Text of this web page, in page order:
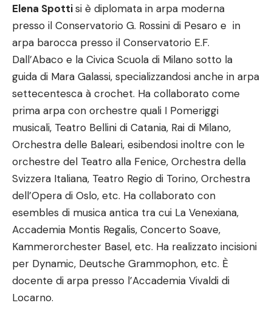
Elena Spottisi è diplomata in arpa moderna
presso il Conservatorio G. Rossini di Pesaro e in
arpa barocca presso il Conservatorio E.F.
Dall’Abaco e la Civica Scuola di Milano sotto la
guida di Mara Galassi, specializzandosi anche in arpa
settecentesca à crochet. Ha collaborato come
prima arpa con orchestre quali I Pomeriggi
musicali, Teatro Bellini di Catania, Rai di Milano,
Orchestra delle Baleari, esibendosi inoltre con le
orchestre del Teatro alla Fenice, Orchestra della
Svizzera Italiana, Teatro Regio di Torino, Orchestra
dell’Opera di Oslo, etc. Ha collaborato con
esembles di musica antica tra cui La Venexiana,
Accademia Montis Regalis, Concerto Soave,
Kammerorchester Basel, etc. Ha realizzato incisioni
per Dynamic, Deutsche Grammophon, etc. È
docente di arpa presso l’Accademia Vivaldi di
Locarno.